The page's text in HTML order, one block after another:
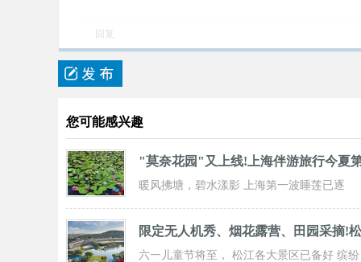
回复
您可能感兴趣
"莫奈花园"又上线!上海伴游旅行今夏
暖风拂塘，碧水漾影 上海第一波睡莲已逐
步“复苏” 粉白嫣红的花朵浮于水面 趁花期正
限定无人机秀、烟花露营、田园采摘!
六一儿童节将至， 松江各大景区已备好 缤纷